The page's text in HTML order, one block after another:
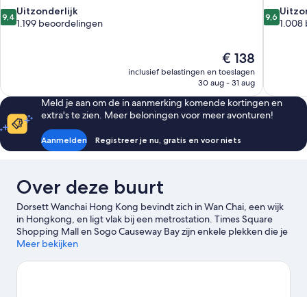
9.4
van
9,4 Uitzonderlijk
1.199 beoordelingen
De
prijs
is
€ 138
inclusief belastingen en toeslagen
30 aug - 31 aug
9.6
van
9,6
1.008
Meld je aan om de in aanmerking komende kortingen en
extra's te zien. Meer beloningen voor meer avonturen!
Aanmelden Registreer je nu, gratis en voor niets
Over deze buurt
Dorsett Wanchai Hong Kong bevindt zich in Wan Chai, een wijk
in Hongkong, en ligt vlak bij een metrostation. Times Square
Shopping Mall en Sogo Causeway Bay zijn enkele plekken die je
als fervent shopper niet mag overslaan. Als je liever de populaire
Ocean Park en Hongkong Disneyland® Resort. Klaar voor een
Meer bekijken